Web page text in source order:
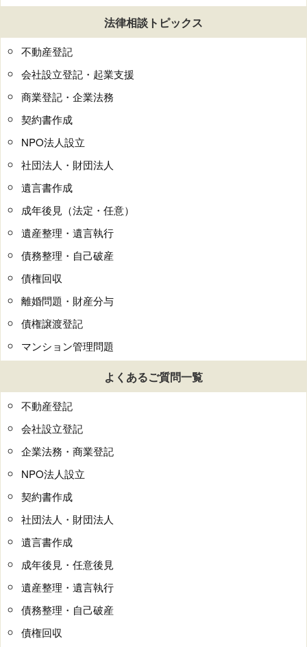
法律相談トピックス
不動産登記
会社設立登記・起業支援
商業登記・企業法務
契約書作成
NPO法人設立
社団法人・財団法人
遺言書作成
成年後見（法定・任意）
遺産整理・遺言執行
債務整理・自己破産
債権回収
離婚問題・財産分与
債権譲渡登記
マンション管理問題
よくあるご質問一覧
不動産登記
会社設立登記
企業法務・商業登記
NPO法人設立
契約書作成
社団法人・財団法人
遺言書作成
成年後見・任意後見
遺産整理・遺言執行
債務整理・自己破産
債権回収